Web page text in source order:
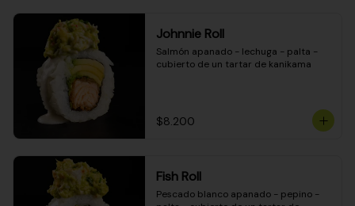
Johnnie Roll
Salmón apanado - lechuga - palta -
cubierto de un tartar de kanikama
$8.200
Fish Roll
Pescado blanco apanado - pepino -